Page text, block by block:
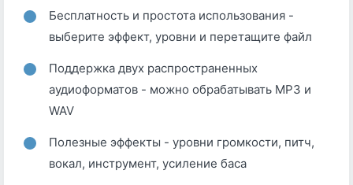
Бесплатность и простота использования -
выберите эффект, уровни и перетащите файл
Поддержка двух распространенных
аудиоформатов - можно обрабатывать MP3 и
WAV
Полезные эффекты - уровни громкости, питч,
вокал, инструмент, усиление баса